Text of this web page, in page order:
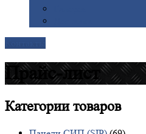
Прайс-лист
Категориитоваров